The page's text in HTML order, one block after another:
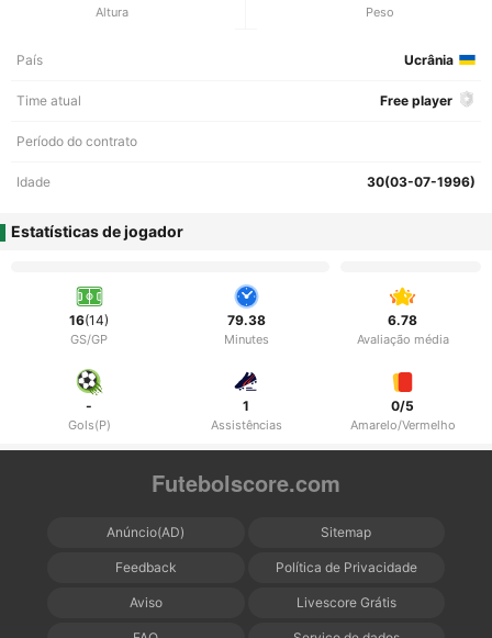
Altura Peso
País Ucrânia
Time atual Free player
Período do contrato
Idade 30(03-07-1996)
Estatísticas de jogador
16(14)
GS/GP
79.38
Minutes
6.78
Avaliação média
-
Gols(P)
1
Assistências
0/5
Amarelo/Vermelho
Futebolscore.com
Anúncio(AD) Sitemap
Feedback Política de Privacidade
Aviso Livescore Grátis